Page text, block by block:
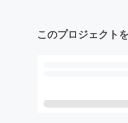
このプロジェクト